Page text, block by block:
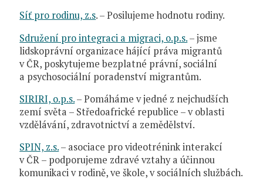
Síť pro rodinu, z.s. – Posilujeme hodnotu rodiny.
Sdružení pro integraci a migraci, o.p.s.– jsme
lidskoprávní organizace hájící práva migrantů
v ČR, poskytujeme bezplatné právní, sociální
a psychosociální poradenství migrantům.
SIRIRI, o.p.s.– Pomáháme v jedné z nejchudších
zemí světa – Středoafrické republice – v oblasti
vzdělávání, zdravotnictví a zemědělství.
SPIN, z.s.– asociace pro videotrénink interakcí
v ČR – podporujeme zdravé vztahy a účinnou
komunikaci v rodině, ve škole, v sociálních službách.